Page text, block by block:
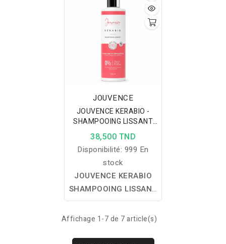
sans silicones, sulfates
ni parabènes.
JOUVENCE
JOUVENCE KERABIO -
SHAMPOOING LISSANT
250ML
38,500 TND
Disponibilité: 999 En
stock
JOUVENCE KERABIO
SHAMPOOING LISSANT
250 ML :nettoie, nourrit
et lisse les cheveux fins
réduire les frisottis et
Affichage 1-7 de 7 article(s)